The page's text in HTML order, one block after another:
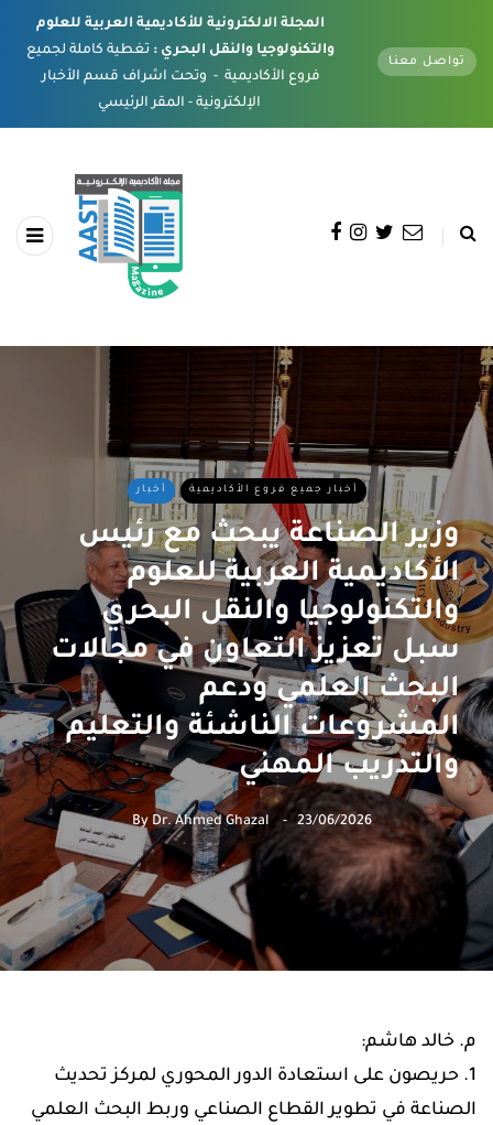
المجلة الالكترونية للأكاديمية العربية للعلوم
والتكنولوجيا والنقل البحري : تغطية كاملة لجميع
فروع الأكاديمية - وتحت اشراف قسم الأخبار
تواصل معنا
أخبار أخبار جميع فروع الأكاديمية
وزير الصناعة يبحث مع رئيس
الأكاديمية العربية للعلوم
والتكنولوجيا والنقل البحري
سبل تعزيز التعاون في مجالات
البحث العلمي ودعم
المشروعات الناشئة والتعليم
والتدريب المهني
By Dr. Ahmed Ghazal 23/06/2026
م. خالد هاشم:
1. حريصون على استعادة الدور المحوري لمركز تحديث
الصناعة في تطوير القطاع الصناعي وربط البحث العلمي